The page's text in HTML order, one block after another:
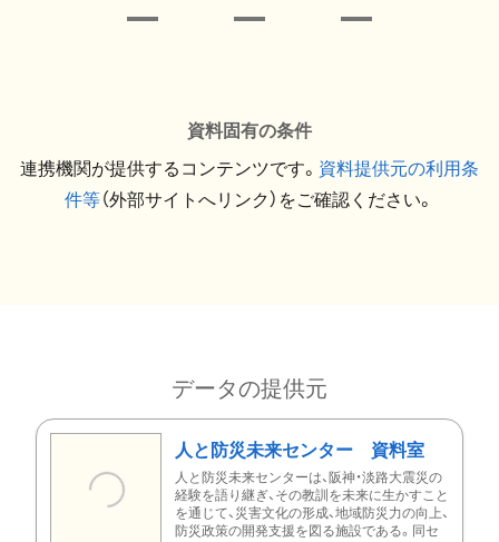
資料固有の条件
連携機関が提供するコンテンツです。 資料提供元の利用条
件等（外部サイトへリンク）をご確認ください。
データの提供元
人と防災未来センター 資料室
人と防災未来センターは、阪神・淡路大震災の
経験を語り継ぎ、その教訓を未来に生かすこと
を通じて、災害文化の形成、地域防災力の向上、
防災政策の開発支援を図る施設である。同セ